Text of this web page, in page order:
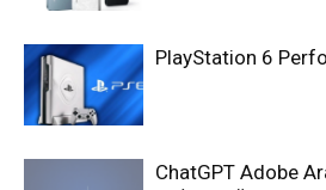
PlayStation 6
ChatGPT Adobe